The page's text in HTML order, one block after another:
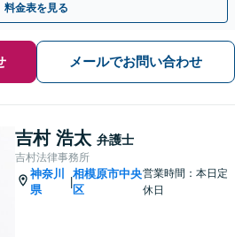
料金表を見る
メールでお問い合わせ
吉村 浩太 弁護士
吉村法律事務所
神奈川
県
|
相模原市中央
区
営業時間：本日定
休日